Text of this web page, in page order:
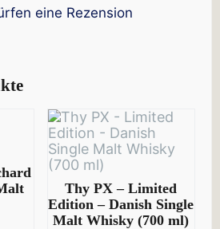
eine Rezension
Thy PX – Limited
Edition – Danish Single
Malt Whisky (700 ml)